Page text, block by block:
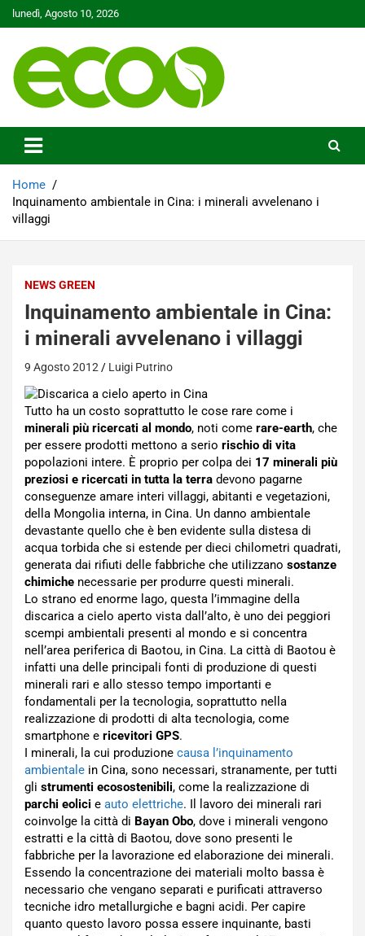
Skip
to
lunedì, Agosto 10, 2026
Ecoo.it
Home
Inquinamento ambientale in Cina: i minerali avvelenano i
villaggi
NEWS GREEN
Inquinamento ambientale in Cina:
i minerali avvelenano i villaggi
9 Agosto 2012 Luigi Putrino
Tutto ha un costo soprattutto le cose rare come i
minerali più ricercati al mondo, noti come rare-earth, che
per essere prodotti mettono a serio rischio di vita
popolazioni intere. È proprio per colpa dei 17 minerali più
preziosi e ricercati in tutta la terra devono pagarne
conseguenze amare interi villaggi, abitanti e vegetazioni,
della Mongolia interna, in Cina. Un danno ambientale
devastante quello che è ben evidente sulla distesa di
acqua torbida che si estende per dieci chilometri quadrati,
generata dai rifiuti delle fabbriche che utilizzano sostanze
chimiche necessarie per produrre questi minerali.
Lo strano ed enorme lago, questa l’immagine della
discarica a cielo aperto vista dall’alto, è uno dei peggiori
scempi ambientali presenti al mondo e si concentra
nell’area periferica di Baotou, in Cina. La città di Baotou è
infatti una delle principali fonti di produzione di questi
minerali rari e allo stesso tempo importanti e
fondamentali per la tecnologia, soprattutto nella
realizzazione di prodotti di alta tecnologia, come
smartphone e ricevitori GPS.
I minerali, la cui produzione causa l’inquinamento
ambientale in Cina, sono necessari, stranamente, per tutti
gli strumenti ecosostenibili, come la realizzazione di
parchi eolici e auto elettriche. Il lavoro dei minerali rari
coinvolge la città di Bayan Obo, dove i minerali vengono
estratti e la città di Baotou, dove sono presenti le
fabbriche per la lavorazione ed elaborazione dei minerali.
Essendo la concentrazione dei materiali molto bassa è
necessario che vengano separati e purificati attraverso
tecniche idro metallurgiche e bagni acidi. Per capire
quanto questo lavoro possa essere inquinante, basti